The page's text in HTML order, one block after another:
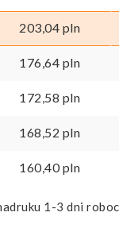
203,04 pln
176,64 pln
172,58 pln
168,52 pln
160,40pln
1-3 dni